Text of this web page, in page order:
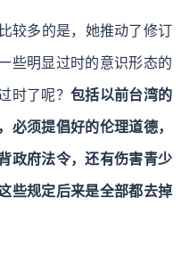
较多的是，她推动了修订
些明显过时的意识形态的
时了呢？ 包括以前台湾的
必须提倡好的伦理道德，
政府法令，还有伤害青少
些规定后来是全部都去掉